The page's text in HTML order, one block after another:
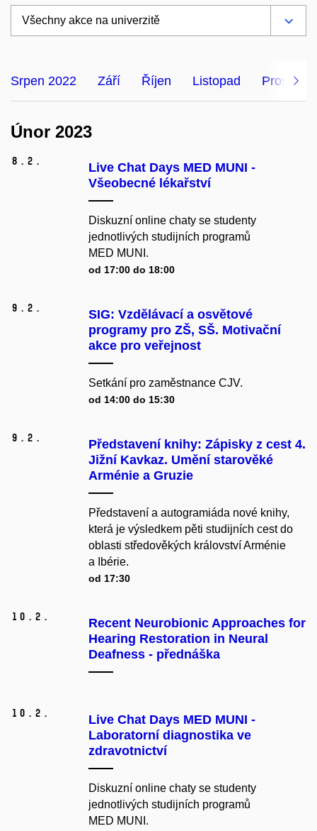
Srpen 2022 Září Říjen Listopad Prosinec
Únor 2023
8. 2.
Live Chat Days MED MUNI -
Všeobecné lékařství
Diskuzní online chaty se studenty
jednotlivých studijních programů
MED MUNI.
od 17:00 do 18:00
9. 2.
SIG: Vzdělávací a osvětové
programy pro ZŠ, SŠ. Motivační
akce pro veřejnost
Setkání pro zaměstnance CJV.
od 14:00 do 15:30
9. 2.
Představení knihy: Zápisky z cest 4.
Jižní Kavkaz. Umění starověké
Arménie a Gruzie
Představení a autogramiáda nové knihy,
která je výsledkem pěti studijních cest do
oblasti středověkých království Arménie
a Ibérie.
od 17:30
10. 2.
Recent Neurobionic Approaches for
Hearing Restoration in Neural
Deafness - přednáška
10. 2.
Live Chat Days MED MUNI -
Laboratorní diagnostika ve
zdravotnictví
Diskuzní online chaty se studenty
jednotlivých studijních programů
MED MUNI.